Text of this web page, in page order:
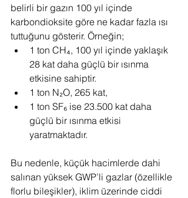
belirli bir gazın 100 yıl içinde
karbondioksite göre ne kadar fazla ısı
tuttuğunu gösterir. Örneğin;
1 ton CH₄, 100 yıl içinde yaklaşık
28 kat daha güçlü bir ısınma
etkisine sahiptir.
1 ton N₂O, 265 kat,
1 ton SF₆ ise 23.500 kat daha
güçlü bir ısınma etkisi
yaratmaktadır.
Bu nedenle, küçük hacimlerde dahi
salınan yüksek GWP’li gazlar (özellikle
florlu bileşikler), iklim üzerinde ciddi